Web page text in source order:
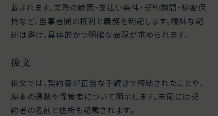
載されます。業務の範囲・支払い条件・契約期間・秘密保
持など、当事者間の権利と義務を明記します。曖昧な記
述は避け、具体的かつ明確な表現が求められます。
後文
後文では、契約書が正当な手続きで締結されたことや、
原本の通数や保管者について明示します。末尾には契
約者の名前と住所も記載されます。